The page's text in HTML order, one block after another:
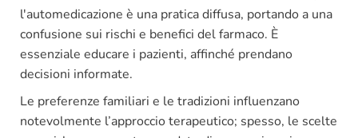
l'automedicazione è una pratica diffusa, portando a una
confusione sui rischi e benefici del farmaco. È
essenziale educare i pazienti, affinché prendano
decisioni informate.
Le preferenze familiari e le tradizioni influenzano
notevolmente l’approccio terapeutico; spesso, le scelte